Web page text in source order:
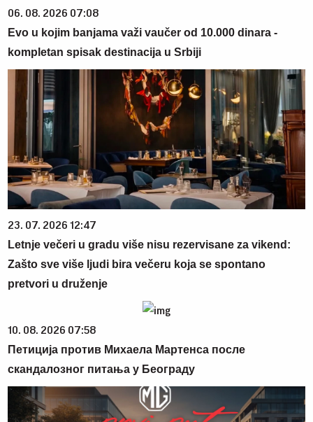
06. 08. 2026 07:08
Evo u kojim banjama važi vaučer od 10.000 dinara -
kompletan spisak destinacija u Srbiji
23. 07. 2026 12:47
Letnje večeri u gradu više nisu rezervisane za vikend:
Zašto sve više ljudi bira večeru koja se spontano
pretvori u druženje
10. 08. 2026 07:58
Петиција против Михаела Мартенса после
скандалозног питања у Београду